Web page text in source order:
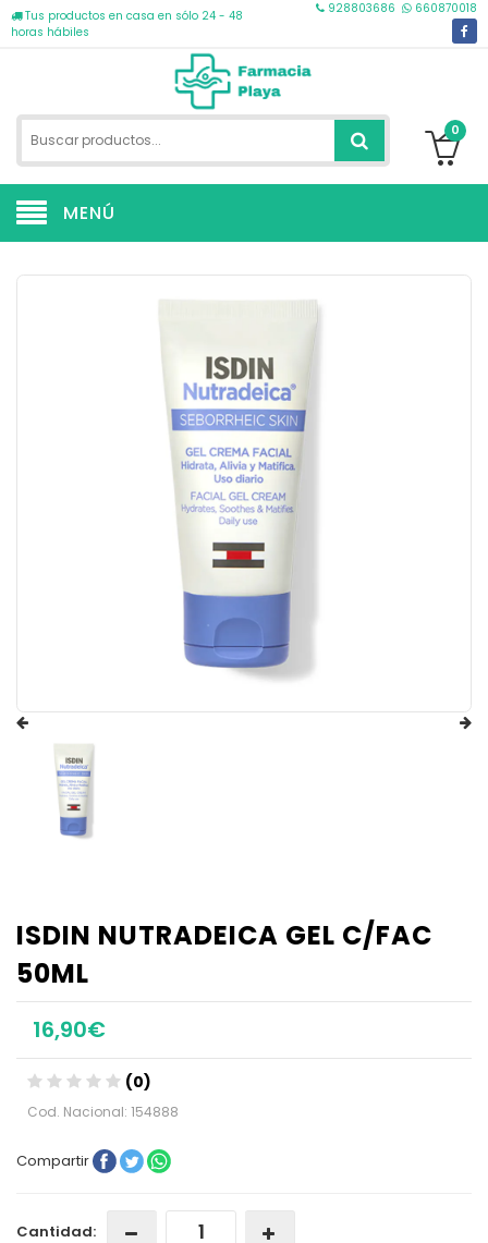
Tus productos en casa en sólo 24 - 48
horas hábiles
928803686 660870018
0
MENÚ
ISDIN NUTRADEICA GEL C/FAC
50ML
16,90€
(0)
Cod. Nacional: 154888
Compartir
Cantidad: